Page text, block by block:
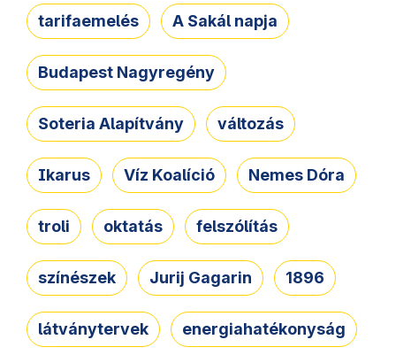
tarifaemelés A Sakál napja
Budapest Nagyregény
Soteria Alapítvány változás
Ikarus Víz Koalíció Nemes Dóra
troli oktatás felszólítás
színészek Jurij Gagarin 1896
látványtervek energiahatékonyság